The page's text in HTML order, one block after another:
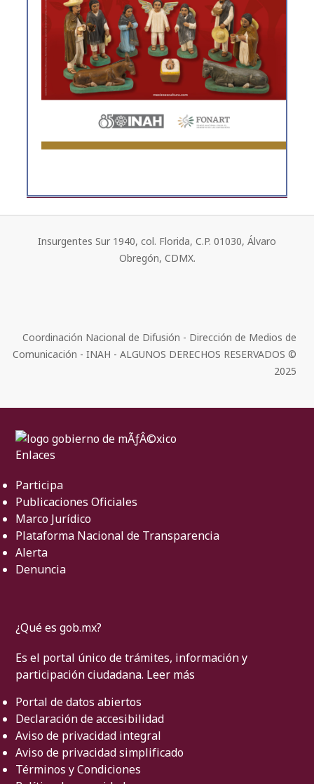
Insurgentes Sur 1940, col. Florida, C.P. 01030, Álvaro
Obregón, CDMX.
Coordinación Nacional de Difusión - Dirección de Medios de
Comunicación - INAH - ALGUNOS DERECHOS RESERVADOS ©
2025
Enlaces
Participa
Publicaciones Oficiales
Marco Jurídico
Plataforma Nacional de Transparencia
Alerta
Denuncia
¿Qué es gob.mx?
Es el portal único de trámites, información y
participación ciudadana. Leer más
Portal de datos abiertos
Declaración de accesibilidad
Aviso de privacidad integral
Aviso de privacidad simplificado
Términos y Condiciones